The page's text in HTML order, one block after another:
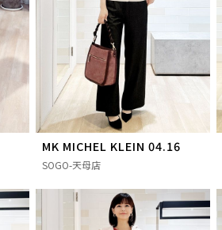
MK MICHEL KLEIN 04.16
SOGO-天母店